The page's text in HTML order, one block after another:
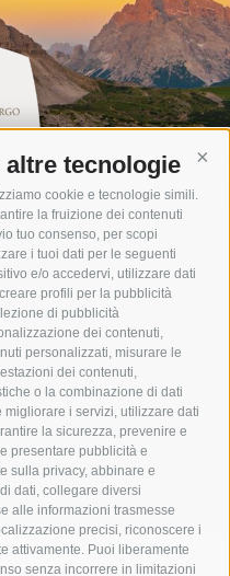
tecnologie
cookie e tecnologie simili.
la fruizione dei contenuti
tuo consenso, per scopi
i tuoi dati per le seguenti
e/o accedervi, utilizzare dati
profili per la pubblicità
di pubblicità
dei contenuti,
personalizzati, misurare le
dei contenuti,
o la combinazione di dati
i servizi, utilizzare dati
la sicurezza, prevenire e
presentare pubblicità e
sulla privacy, abbinare e
dati, collegare diversi
alle informazioni trasmesse
precisi, riconoscere i
attivamente. Puoi liberamente
senza incorrere in limitazioni
in Prags
- Alta Pusteria - Val
- Alto Adige
+39 0474 749 291
huber.it
PRIVACY Preferenze Cookies